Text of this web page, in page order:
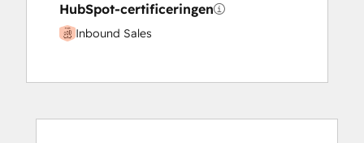
HubSpot-certificeringen
Inbound Sales